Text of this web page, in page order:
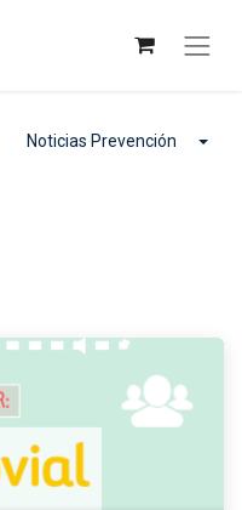
Noticias Prevención